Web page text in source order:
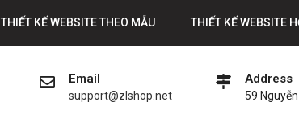
THIẾT KẾ WEBSITE THEO MẪU THIẾT KẾ WEBSITE
Email
support@zlshop.net
Address
59